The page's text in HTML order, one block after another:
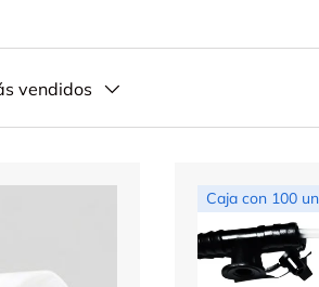
vendidos
Caja con 100